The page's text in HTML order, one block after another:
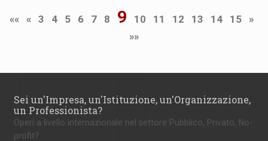
«« « 3 4 5 6 7 8 9 10 11 12 13 14 15
»
»»
Sei un'Impresa, un'Istituzione, un'Organizzazione,
un Professionista?
Operi a livello internazionale nel settore Pubblico, Privato, No-
profit?